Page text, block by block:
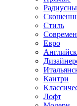
Стиль
Евро
Кантри
Лофт